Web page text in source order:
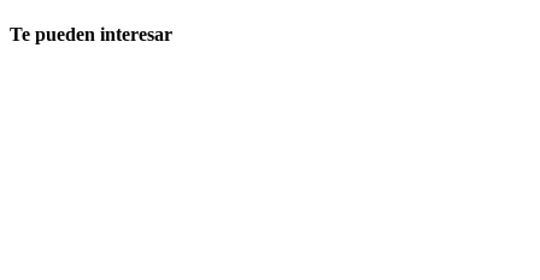
Te pueden interesar